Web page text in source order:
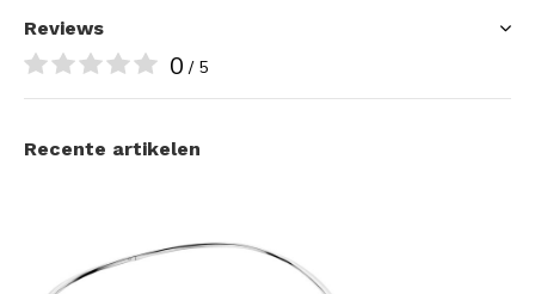
Reviews
0 / 5
Recente artikelen